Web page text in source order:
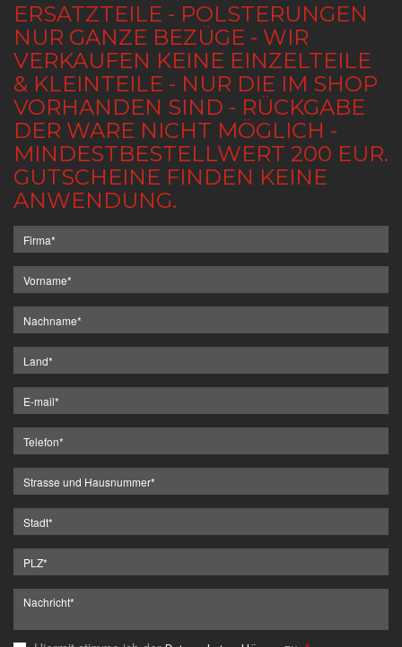
ERSATZTEILE - POLSTERUNGEN
NUR GANZE BEZÜGE - WIR
VERKAUFEN KEINE EINZELTEILE
& KLEINTEILE - NUR DIE IM SHOP
VORHANDEN SIND - RÜCKGABE
DER WARE NICHT MÖGLICH -
MINDESTBESTELLWERT 200 EUR.
GUTSCHEINE FINDEN KEINE
ANWENDUNG.